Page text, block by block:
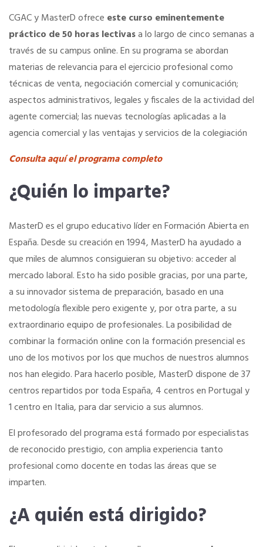
Internacional
Hoteles
Apps
Información a la última
Una gran organización
OFERTAS DE EMPLEO
Empresas
Candidatos
Asociación de Ferias de España
MadridJoya-Bisutex-Intergift
Plan de Fomento del Autoempleo Joven
Plan fomento del autoempleo Joven (pdf)
Colegiación Online
CURSO DE ACCESO A LA PROFESION
¿Eres mujer o tienes menos de 36?
NOTICIAS
Actualidad
El Anuario de los Agentes Comerciales de España
CGAC y MasterD ofrece este curso eminentemente
práctico de 50 horas lectivasa lo largo de cinco semanas a
través de su campus online. En su programa se abordan
materias de relevancia para el ejercicio profesional como
técnicas de venta, negociación comercial y comunicación;
aspectos administrativos, legales y fiscales de la actividad del
agente comercial; las nuevas tecnologías aplicadas a la
agencia comercial y las ventajas y servicios de la colegiación
Consulta aquí el programa completo
¿Quién lo imparte?
MasterD es el grupo educativo líder en Formación Abierta en
España. Desde su creación en 1994, MasterD ha ayudado a
que miles de alumnos consiguieran su objetivo: acceder al
mercado laboral. Esto ha sido posible gracias, por una parte,
a su innovador sistema de preparación, basado en una
metodología flexible pero exigente y, por otra parte, a su
extraordinario equipo de profesionales. La posibilidad de
combinar la formación online con la formación presencial es
uno de los motivos por los que muchos de nuestros alumnos
nos han elegido. Para hacerlo posible, MasterD dispone de 37
centros repartidos por toda España, 4 centros en Portugal y
1 centro en Italia, para dar servicio a sus alumnos.
El profesorado del programa está formado por especialistas
de reconocido prestigio, con amplia experiencia tanto
profesional como docente en todas las áreas que se
imparten.
¿A quién está dirigido?